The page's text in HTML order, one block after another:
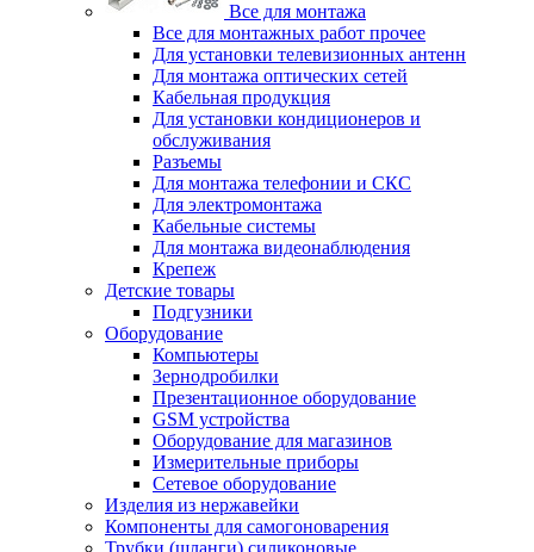
Все для монтажа
Все для монтажных работ прочее
Для установки телевизионных антенн
Для монтажа оптических сетей
Кабельная продукция
Для установки кондиционеров и
обслуживания
Разъемы
Для монтажа телефонии и СКС
Для электромонтажа
Кабельные системы
Для монтажа видеонаблюдения
Крепеж
Детские товары
Подгузники
Оборудование
Компьютеры
Зернодробилки
Презентационное оборудование
GSM устройства
Оборудование для магазинов
Измерительные приборы
Сетевое оборудование
Изделия из нержавейки
Компоненты для самогоноварения
Трубки (шланги) силиконовые